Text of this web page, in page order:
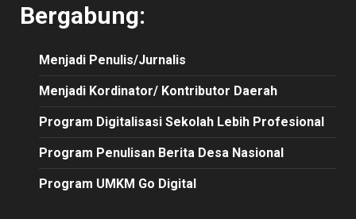
Bergabung:
Menjadi Penulis/Jurnalis
Menjadi Kordinator/ Kontributor Daerah
Program Digitalisasi Sekolah Lebih Profesional
Program Penulisan Berita Desa Nasional
Program UMKM Go Digital